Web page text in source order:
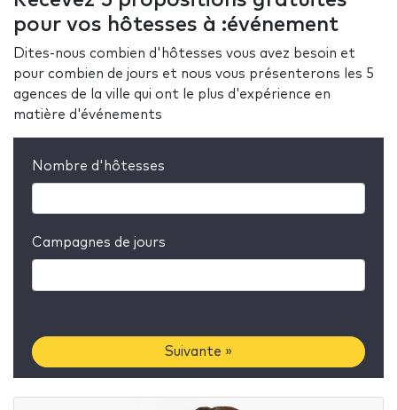
pour vos hôtesses à :événement
Dites-nous combien d'hôtesses vous avez besoin et
pour combien de jours et nous vous présenterons les 5
agences de la ville qui ont le plus d'expérience en
matière d'événements
Nombre d'hôtesses
Campagnes de jours
Suivante »